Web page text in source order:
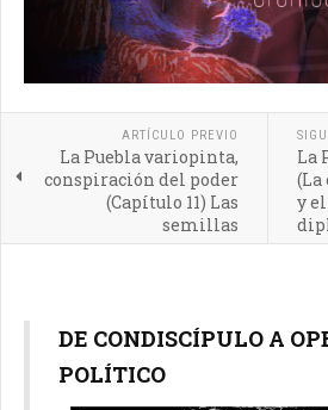
ARTÍCULO PREVIO
La Puebla variopinta,
conspiración del poder
(Capítulo 11) Las
semillas
La
(La
y
DE CONDISCÍPULO A
POLÍTICO